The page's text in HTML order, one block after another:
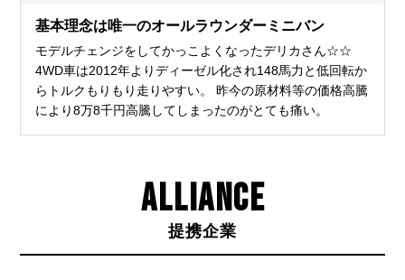
基本理念は唯一のオールラウンダーミニバン
モデルチェンジをしてかっこよくなったデリカさん☆☆
4WD車は2012年よりディーゼル化され148馬力と低回転か
らトルクもりもり走りやすい。 昨今の原材料等の価格高騰
により8万8千円高騰してしまったのがとても痛い。
ALLIANCE
提携企業